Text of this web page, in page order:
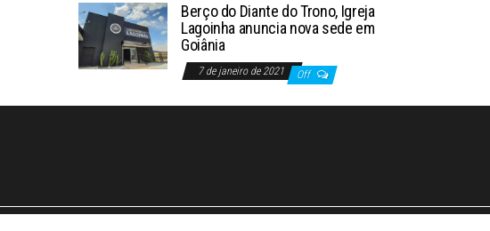
Berço do Diante do Trono, Igreja
Lagoinha anuncia nova sede em
Goiânia
7 de janeiro de 2021 Off